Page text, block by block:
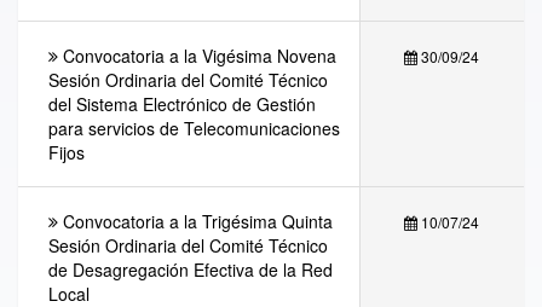
Convocatoria a la Vigésima Novena
Sesión Ordinaria del Comité Técnico
del Sistema Electrónico de Gestión
para servicios de Telecomunicaciones
Fijos
30/09/24
Convocatoria a la Trigésima Quinta
Sesión Ordinaria del Comité Técnico
de Desagregación Efectiva de la Red
Local
10/07/24